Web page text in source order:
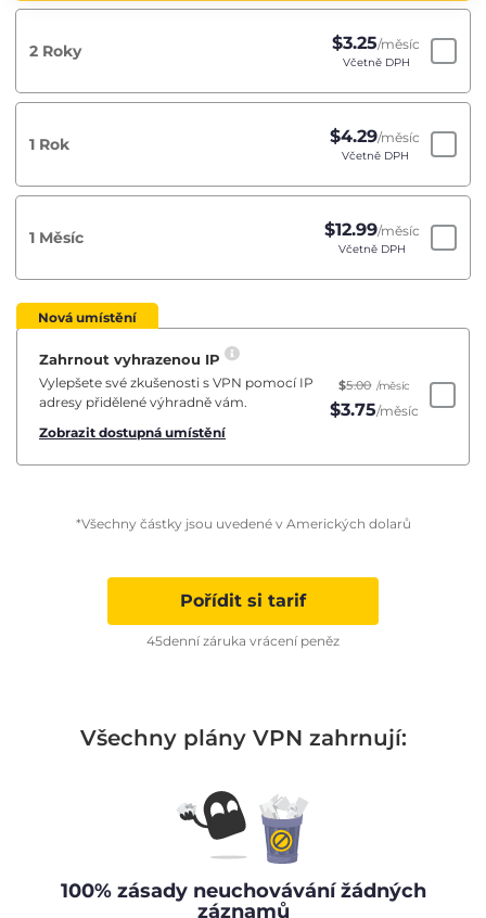
2 Roky $3.25/měsíc
Včetně DPH
1 Rok $4.29/měsíc
Včetně DPH
1 Měsíc $12.99/měsíc
Včetně DPH
Nová umístění
Zahrnout vyhrazenou IP
Vylepšete své zkušenosti s VPN pomocí IP
adresy přidělené výhradně vám.
Zobrazit dostupná umístění
$5.00 /měsíc
$3.75/měsíc
*Všechny částky jsou uvedené v Amerických dolarů
Pořídit si tarif
45denní záruka vrácení peněz
Všechny plány VPN zahrnují:
100% zásady neuchovávání žádných
záznamů